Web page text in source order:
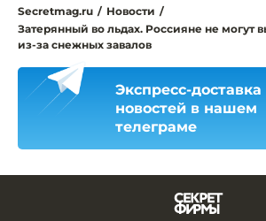
Secretmag.ru / Новости /
Затерянный во льдах. Россияне не могут
из-за снежных завалов
Экспресс-доставка
новостей в нашем
телеграме